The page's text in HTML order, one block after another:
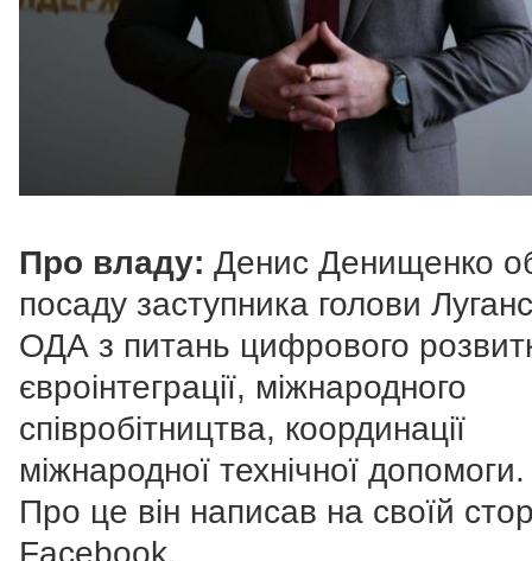
Про владу: Денис Денищенко
посаду заступника голови
ОДА з питань цифрового
євроінтеграції, міжнародного
співробітництва, координації
міжнародної технічної допомоги.
Про це він написав на своїй